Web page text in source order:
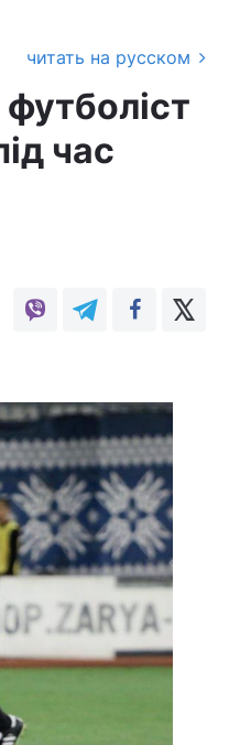
читать на русском
час